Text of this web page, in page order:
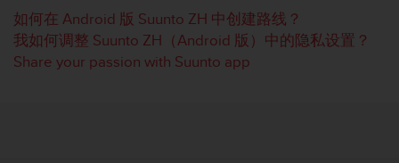
如何在 Android 版 Suunto ZH 中创建路线？
我如何调整 Suunto ZH（Android 版）中的隐私设置？
Share your passion with Suunto app